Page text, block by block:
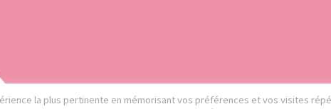
la plus pertinente en mémorisant vos préférences et vos visites